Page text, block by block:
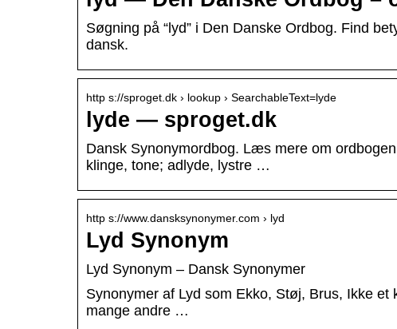
Søgning på “lyd” i Den Danske Ordbog. Find
dansk.
http s://sproget.dk › lookup › SearchableText=lyde
lyde — sproget.dk
Dansk Synonymordbog. Læs mere om
klinge, tone; adlyde, lystre …
http s://www.dansksynonymer.com › lyd
Lyd Synonym
Lyd Synonym – Dansk Synonymer
Synonymer af Lyd som Ekko, Støj, Brus, Ikke
mange andre …